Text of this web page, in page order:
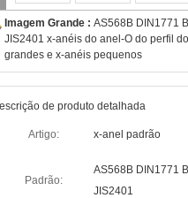
Imagem Grande : AS568B DIN1771
JIS2401 x-anéis do anel-O do perfil
grandes e x-anéis pequenos
de produto detalhada
Artigo: x-anel padrão
Padrão:
AS568B DIN1771
JIS2401